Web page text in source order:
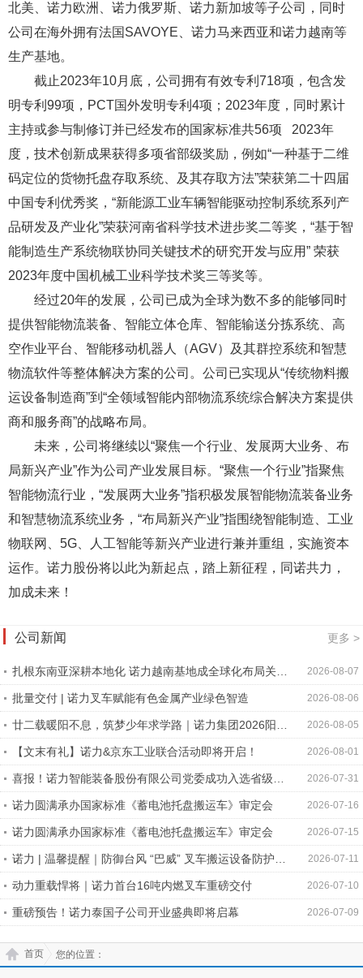
北美、诺力欧洲、诺力俄罗斯、诺力新加坡等子公司，同时
公司在海外拥有法国SAVOYE、诺力马来西亚和诺力越南等
生产基地。
截止2023年10月底，公司拥有有效专利718项，包含发
明专利99项，PCT国外发明专利4项；2023年度，同时累计
主持或参与制修订并已经发布的国家标准共56项 2023年
度，技术创新成果获得多项省部级奖励，例如“一种基于二维
码定位的货物托盘存取系统、及其存取方法”荣获第二十四届
中国专利优秀奖，“新能源工业车辆智能驱动控制系统系列产
品研发及产业化”荣获河南省科学技术进步奖二等奖，“基于智
能制造生产系统物联协同关键技术的研究开发与应用” 荣获
2023年度中国机械工业科学技术奖三等奖等。
经过20年的发展，公司已成为全球为数不多的能够同时
提供智能物流装备、智能立体仓库、智能输送分拣系统、高
空作业平台、智能移动机器人（AGV）及其群控系统和智慧
物流软件等整体解决方案的公司。公司已实现从“传统物料搬
运设备制造商”到“全领域智能内部物流系统综合解决方案提供
商和服务商”的战略布局。
未来，公司将继续以“聚焦一个行业、发展两大业务、布
局新兴产业”作为公司产业发展目标。“聚焦一个行业”指聚焦
智能物流行业，“发展两大业务”指积极发展智能物流装备业务
和智慧物流系统业务，“布局新兴产业”指围绕智能制造、工业
物联网、5G、人工智能等新兴产业进行兼并重组，实施资本
运作。诺力股份将以此为新起点，踏上新征程，同诺共力，
加成未来！
公司新闻 更多 >
扎根东南亚深耕本地化 诺力越南基地成全球化布局关键
支点
2026-08-07
批量交付 | 诺力叉车赋能有色金属产业绿色智造 2026-08-06
廿二载暖阳不息，筑梦少年求学路｜诺力集团2026阳光
助学温情启幕
2026-08-05
【文末有礼】诺力&京东工业联合活动即将开启！ 2026-08-01
喜报！诺力智能装备股份有限公司党委成功入选省级双
重管理新兴领域党组织
2026-07-31
诺力圆满承办国家标准《蓄电池托盘搬运车》审定会 2026-07-16
诺力圆满承办国家标准《蓄电池托盘搬运车》审定会 2026-07-15
诺力 | 温馨提醒｜防御台风 “巴威” 叉车搬运设备防护指
南
2026-07-11
动力重载悍将｜诺力首台16吨内燃叉车重磅交付 2026-07-10
重磅预告！诺力泰国子公司开业盛典即将启幕 2026-07-09
您的位置：
首页